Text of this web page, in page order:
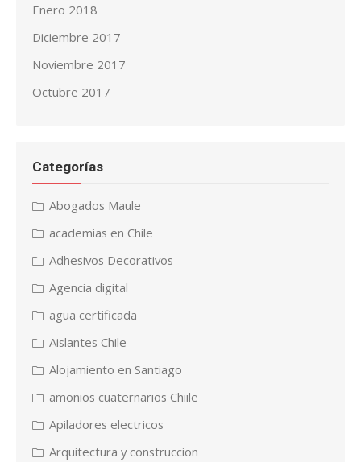
Enero 2018
Diciembre 2017
Noviembre 2017
Octubre 2017
Categorías
Abogados Maule
academias en Chile
Adhesivos Decorativos
Agencia digital
agua certificada
Aislantes Chile
Alojamiento en Santiago
amonios cuaternarios Chiile
Apiladores electricos
Arquitectura y construccion